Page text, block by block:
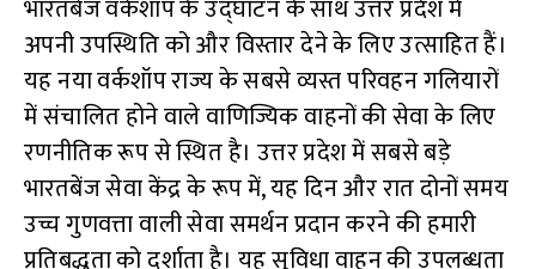
भारतबेंज वर्कशॉप के उद्घाटन के साथ उत्तर प्रदेश में
अपनी उपस्थिति को और विस्तार देने के लिए उत्साहित हैं।
यह नया वर्कशॉप राज्य के सबसे व्यस्त परिवहन गलियारों
में संचालित होने वाले वाणिज्यिक वाहनों की सेवा के लिए
रणनीतिक रूप से स्थित है। उत्तर प्रदेश में सबसे बड़े
भारतबेंज सेवा केंद्र के रूप में, यह दिन और रात दोनों समय
उच्च गुणवत्ता वाली सेवा समर्थन प्रदान करने की हमारी
प्रतिबद्धता को दर्शाता है। यह सुविधा वाहन की उपलब्धता